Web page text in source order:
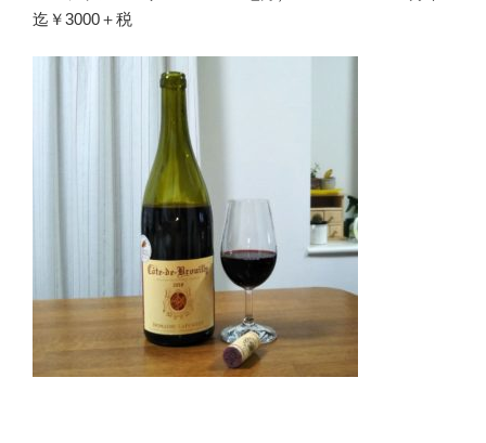
迄￥3000＋税